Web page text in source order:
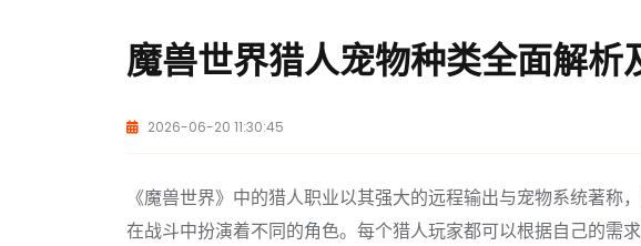
魔兽世界猎人宠物种类全面解析
2026-06-20 11:30:45
《魔兽世界》中的猎人职业以其强大的远程输出与宠物系统著称
在战斗中扮演着不同的角色。每个猎人玩家都可以根据自己的需